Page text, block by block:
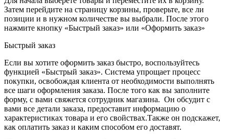
Затем перейдите на страницу корзины, проверьте, все ли
позиции и в нужном количестве вы выбрали. После этого
нажмите кнопку «Быстрый заказ» или «Оформить заказ»
Быстрый заказ
Если вы хотите оформить заказ быстро, воспользуйтесь
функцией «Быстрый заказ». Система упрощает процесс
покупки, освобождая клиента от необходимости выполнять
все шаги оформления заказа. После того как вы заполните
форму, с вами свяжется сотрудник магазина. Он обсудит с
вами все детали заказа, предоставит информацию о
характеристиках товара и его свойствах.Также он подскажет,
как оплатить заказ и каким способом его доставят.